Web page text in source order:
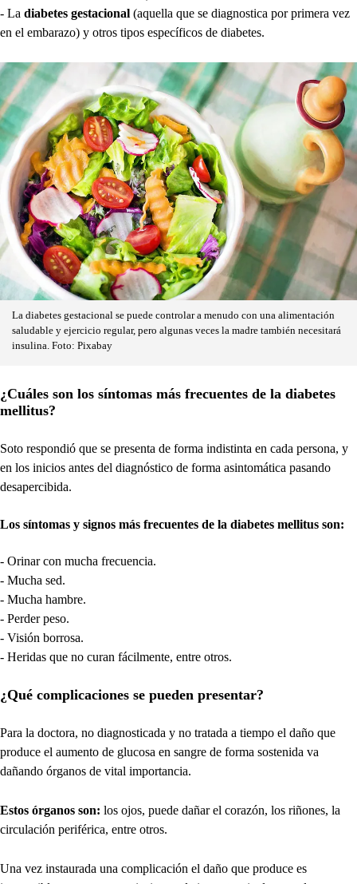
- La diabetes gestacional (aquella que se diagnostica por primera vez
en el embarazo) y otros tipos específicos de diabetes.
La diabetes gestacional se puede controlar a menudo con una alimentación
saludable y ejercicio regular, pero algunas veces la madre también necesitará
insulina. Foto: Pixabay
¿Cuáles son los síntomas más frecuentes de la diabetes
mellitus?
Soto respondió que se presenta de forma indistinta en cada persona, y
en los inicios antes del diagnóstico de forma asintomática pasando
desapercibida.
Los síntomas y signos más frecuentes de la diabetes mellitus son:
- Orinar con mucha frecuencia.
- Mucha sed.
- Mucha hambre.
- Perder peso.
- Visión borrosa.
- Heridas que no curan fácilmente, entre otros.
¿Qué complicaciones se pueden presentar?
Para la doctora, no diagnosticada y no tratada a tiempo el daño que
produce el aumento de glucosa en sangre de forma sostenida va
dañando órganos de vital importancia.
Estos órganos son: los ojos, puede dañar el corazón, los riñones, la
circulación periférica, entre otros.
Una vez instaurada una complicación el daño que produce es